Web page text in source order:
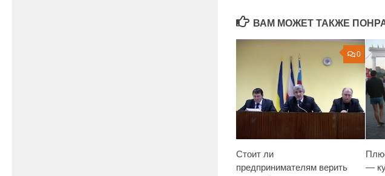
ВАМ МОЖЕТ ТАКЖЕ
0
Стоит ли
предпринимателям верить
—